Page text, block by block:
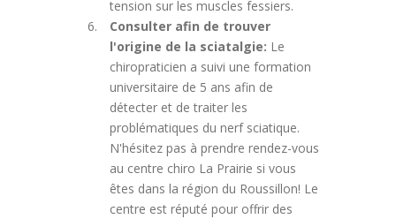
tension sur les muscles fessiers.
Consulter afin de trouver
l'origine de la sciatalgie: Le
chiropraticien a suivi une formation
universitaire de 5 ans afin de
détecter et de traiter les
problématiques du nerf sciatique.
N'hésitez pas à prendre rendez-vous
au centre chiro La Prairie si vous
êtes dans la région du Roussillon! Le
centre est réputé pour offrir des